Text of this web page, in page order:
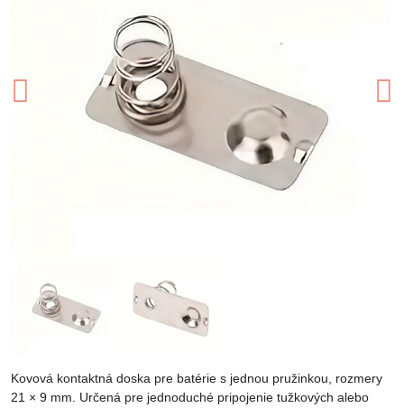
Kovová kontaktná doska pre batérie s jednou pružinkou, rozmery
21 × 9 mm. Určená pre jednoduché pripojenie tužkových alebo